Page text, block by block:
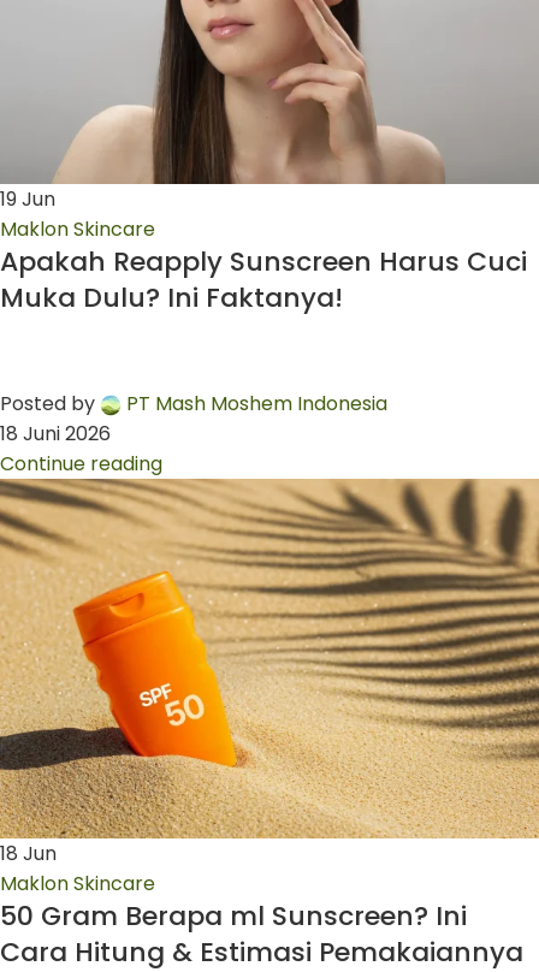
19Jun
Maklon Skincare
Apakah Reapply Sunscreen Harus Cuci
Muka Dulu? Ini Faktanya!
Posted by
PT Mash Moshem Indonesia
18 Juni 2026
Continue reading
18 Jun
Maklon Skincare
50 Gram Berapa ml Sunscreen? Ini
Cara Hitung & Estimasi Pemakaiannya